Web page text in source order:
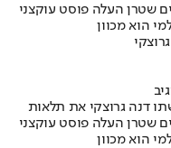
שטרן העלה פוסט עוקצני
הוא מכוון
דנה גרוצקי את תלאות
שטרן העלה פוסט עוקצני
הוא מכוון